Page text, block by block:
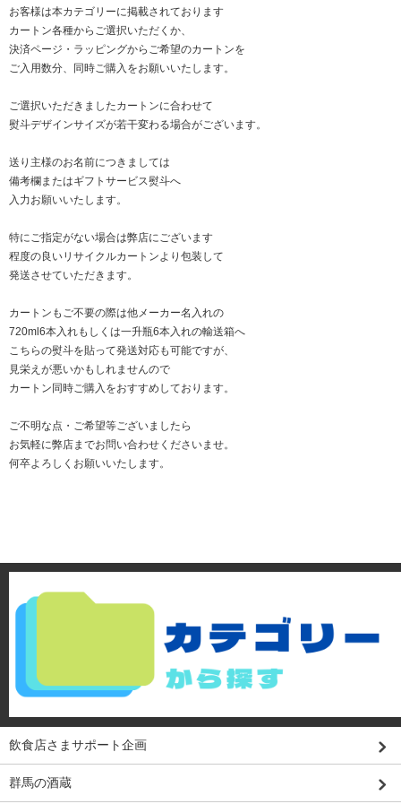
お客様は本カテゴリーに掲載されております
カートン各種からご選択いただくか、
決済ページ・ラッピングからご希望のカートンを
ご入用数分、同時ご購入をお願いいたします。
ご選択いただきましたカートンに合わせて
熨斗デザインサイズが若干変わる場合がございます。
送り主様のお名前につきましては
備考欄またはギフトサービス熨斗へ
入力お願いいたします。
特にご指定がない場合は弊店にございます
程度の良いリサイクルカートンより包装して
発送させていただきます。
カートンもご不要の際は他メーカー名入れの
720ml6本入れもしくは一升瓶6本入れの輸送箱へ
こちらの熨斗を貼って発送対応も可能ですが、
見栄えが悪いかもしれませんので
カートン同時ご購入をおすすめしております。
ご不明な点・ご希望等ございましたら
お気軽に弊店までお問い合わせくださいませ。
何卒よろしくお願いいたします。
飲食店さまサポート企画
群馬の酒蔵